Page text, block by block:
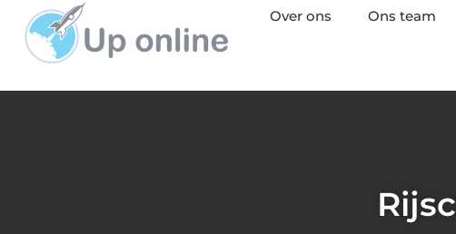
Over ons Ons team